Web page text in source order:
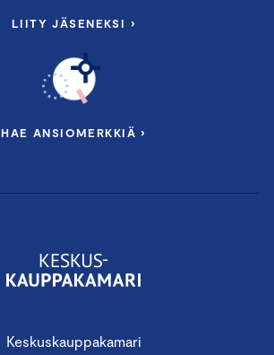
Keskuskauppakamari
LIITY JÄSENEKSI ›
HAE ANSIOMERKKIÄ ›